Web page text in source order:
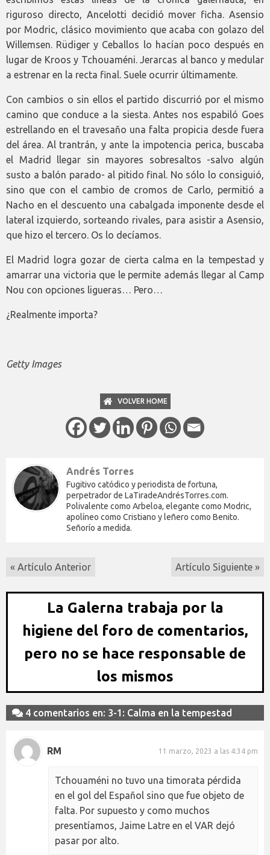
riguroso directo, Ancelotti decidió mover ficha. Asensio
por Modric, clásico movimiento que acaba con golazo del
Willemsen. Rüdiger y Ceballos lo hacían poco después en
lugar de Kroos y Tchouaméni. Jerarcas al banco y medular
a estrenar en la recta final. Suele ocurrir últimamente.
Con cambios o sin ellos el partido discurrió por el mismo
camino que conduce a la siesta. Antes nos espabiló Goes
estrellando en el travesaño una falta propicia desde fuera
del área. Al trantrán, y ante la impotencia perica, buscaba
el Madrid llegar sin mayores sobresaltos -salvo algún
susto a balón parado- al pitido final. No sólo lo consiguió,
sino que con el cambio de cromos de Carlo, permitió a
Nacho en el descuento una cabalgada imponente desde el
lateral izquierdo, sorteando rivales, para asistir a Asensio,
que hizo el tercero. Os lo decíamos.
El Madrid logra gozar de cierta calma en la tempestad y
amarrar una victoria que le permite además llegar al Camp
Nou con opciones ligueras… Pero…
¿Realmente importa?
Getty Images
VOLVER HOME
Andrés Torres
Fugitivo catódico y periodista de fortuna,
perpetrador de LaTiradeAndrésTorres.com.
Polivalente como Arbeloa, elegante como Modric,
apolíneo como Cristiano y leñero como Benito.
Señorío a medida.
« Artículo Anterior Artículo Siguiente »
La Galerna trabaja por la
higiene del foro de comentarios,
pero no se hace responsable de
los mismos
4 comentarios en: 3-1: Calma en la tempestad
RM 11 marzo, 2023 a las 4:34 pm
Tchouaméni no tuvo una timorata pérdida
en el gol del Español sino que fue objeto de
falta. Por supuesto y como muchos
presentíamos, Jaime Latre en el VAR dejó
pasar por alto.